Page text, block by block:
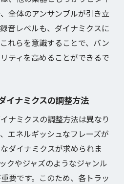
全体のアンサンブルが引き立
音レベルも、ダイナミクスに
れらを意識することで、バン
ティを高めることができるで
イナミクスの調整方法
ナミクスの調整方法は異なり
エネルギッシュなフレーズが
ダイナミクスが求められま
クやジャズのようなジャンル
要です。このため、各トラッ